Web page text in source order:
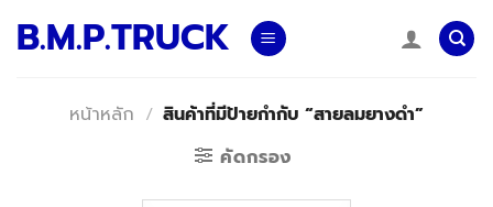
B.M.P.TRUCK
หน้าหลัก / สินค้าที่มีป้ายกำกับ “สายลมยางดำ”
คัดกรอง